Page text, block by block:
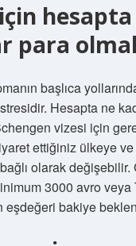
para
başlıca
Hesapta ne
vizesi için
ettiğiniz ülkeye ve
olarak değişebilir.
3000 avro veya
eşdeğeri bakiye